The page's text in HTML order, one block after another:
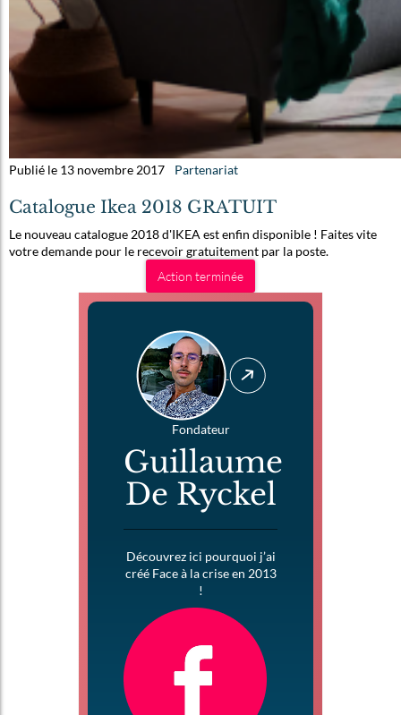
Publié le 13 novembre 2017 Partenariat
Catalogue Ikea 2018 GRATUIT
Le nouveau catalogue 2018 d'IKEA est enfin disponible ! Faites vite
votre demande pour le recevoir gratuitement par la poste.
Action terminée
Fondateur
Guillaume
De Ryckel
Découvrez ici pourquoi j’ai
créé Face à la crise en 2013
!